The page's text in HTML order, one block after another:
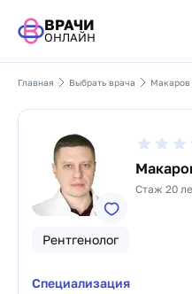
ВРАЧИ
ОНЛАЙН
Главная Выбрать врача Макаров
Стаж 20
Рентгенолог
Специализация